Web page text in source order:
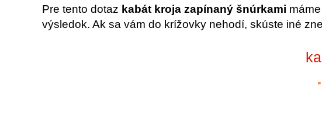
Pre tento dotaz kabát kroja zapínaný šnúrkami
výsledok. Ak sa vám do krížovky nehodí, skúste iné